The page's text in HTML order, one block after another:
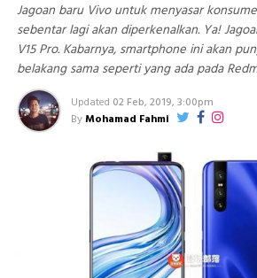
Jagoan baru Vivo untuk menyasar
sebentar lagi akan diperkenalkan. Ya!
V15 Pro. Kabarnya, smartphone ini akan
belakang sama seperti yang ada pada
Updated 02 Feb, 2019, 3:00pm
ByMohamad Fahmi